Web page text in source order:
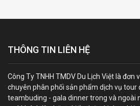
THÔNG TIN LIÊN HỆ
Công Ty TNHH TMDV Du Lịch Việt là đơn
chuyên phân phối sản phẩm dịch vụ tour
teambuding - gala dinner trong và ngoài